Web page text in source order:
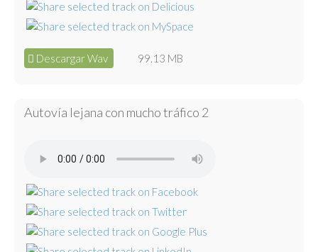
Descargar Wav 99.13 MB
Autovía lejana con mucho tráfico 2